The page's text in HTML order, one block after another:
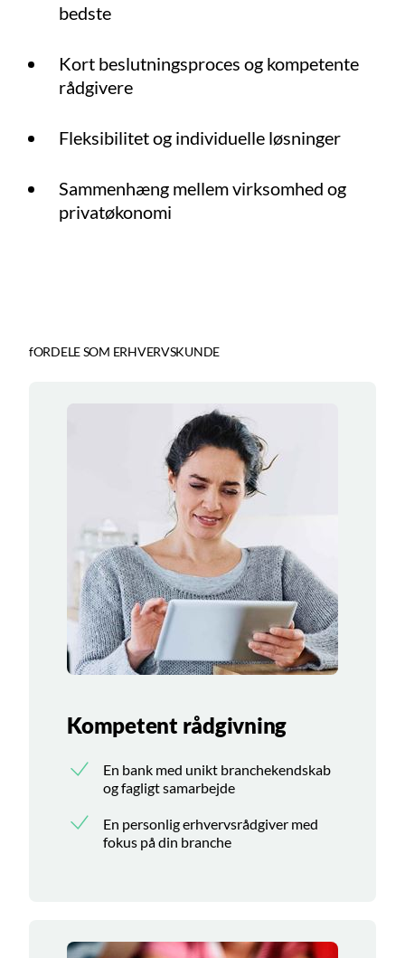
bedste
Kort beslutningsproces og kompetente
rådgivere
Fleksibilitet og individuelle løsninger
Sammenhæng mellem virksomhed og
privatøkonomi
fORDELE SOM ERHVERVSKUNDE
Kompetent rådgivning
En bank med unikt branchekendskab
og fagligt samarbejde
En personlig erhvervsrådgiver med
fokus på din branche